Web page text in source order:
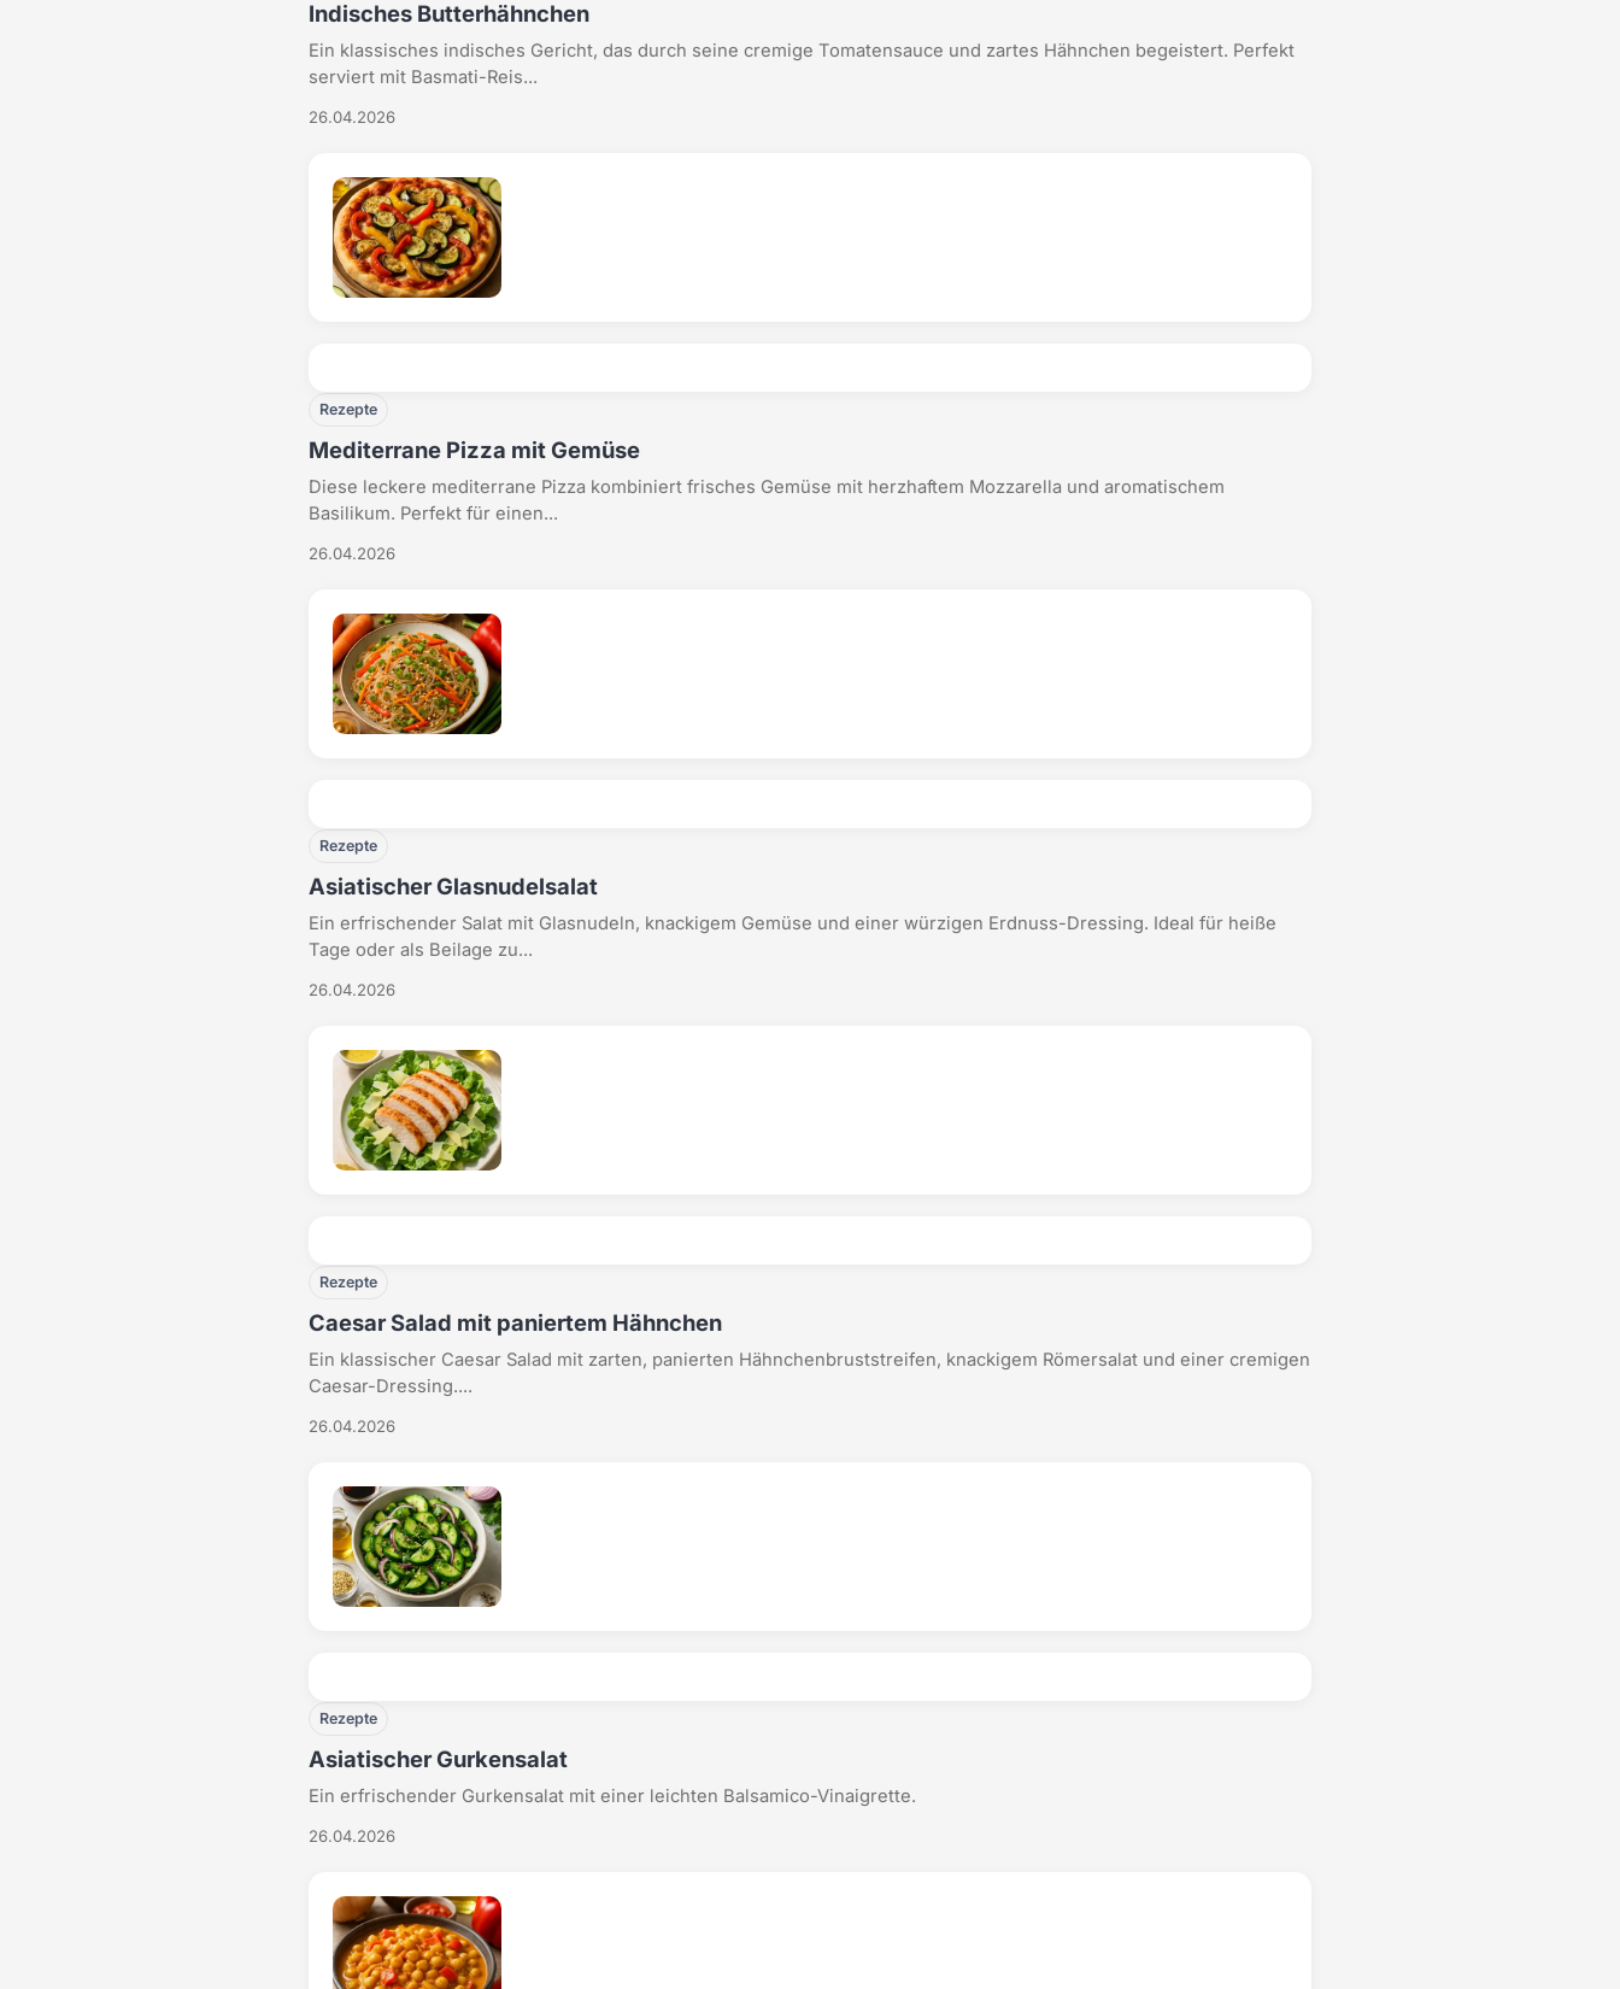
Indisches Butterhähnchen
Ein klassisches indisches Gericht, das durch seine cremige Tomatensauce und zartes Hähnchen begeistert. Perfekt
serviert mit Basmati-Reis...
26.04.2026
Rezepte
Mediterrane Pizza mit Gemüse
Diese leckere mediterrane Pizza kombiniert frisches Gemüse mit herzhaftem Mozzarella und aromatischem
Basilikum. Perfekt für einen...
26.04.2026
Rezepte
Asiatischer Glasnudelsalat
Ein erfrischender Salat mit Glasnudeln, knackigem Gemüse und einer würzigen Erdnuss-Dressing. Ideal für heiße
Tage oder als Beilage zu...
26.04.2026
Rezepte
Caesar Salad mit paniertem Hähnchen
Ein klassischer Caesar Salad mit zarten, panierten Hähnchenbruststreifen, knackigem Römersalat und einer cremigen
Caesar-Dressing....
26.04.2026
Rezepte
Asiatischer Gurkensalat
Ein erfrischender Gurkensalat mit einer leichten Balsamico-Vinaigrette.
26.04.2026